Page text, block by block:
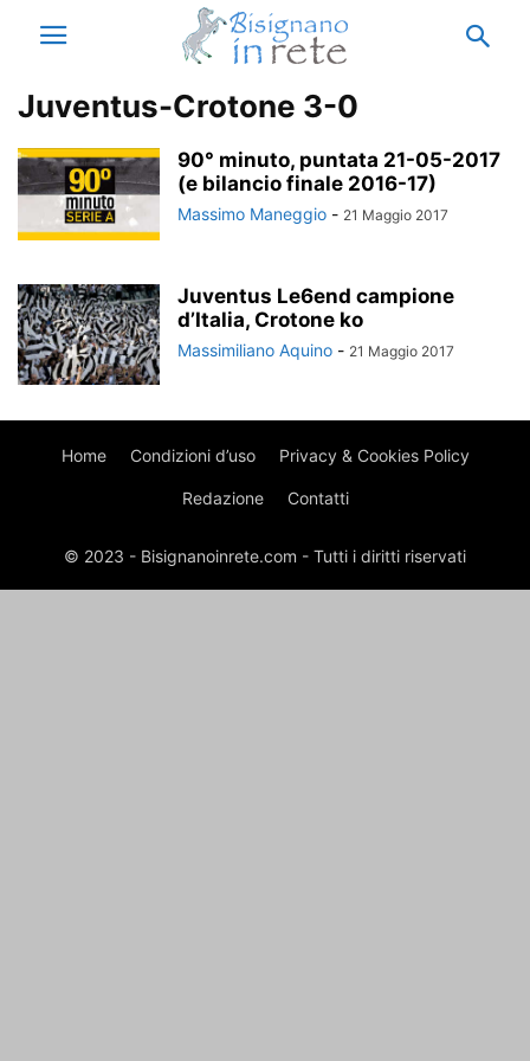
Juventus-Crotone 3-0
90° minuto, puntata 21-05-2017
(e bilancio finale 2016-17)
Massimo Maneggio - 21 Maggio 2017
Juventus Le6end campione
d’Italia, Crotone ko
Massimiliano Aquino - 21 Maggio 2017
Home Condizioni d’uso Privacy & Cookies Policy
Redazione Contatti
© 2023 - Bisignanoinrete.com - Tutti i diritti riservati